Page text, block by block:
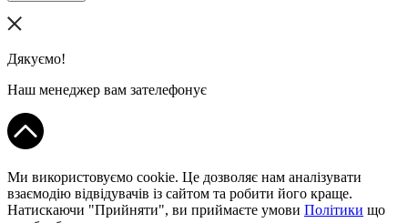
Дякуємо!
Наш менеджер вам зателефонує
Ми використовуємо cookie. Це дозволяє нам аналізувати
взаємодію відвідувачів із сайтом та робити його краще.
Натискаючи "Прийняти", ви приймаєте умови Політики що